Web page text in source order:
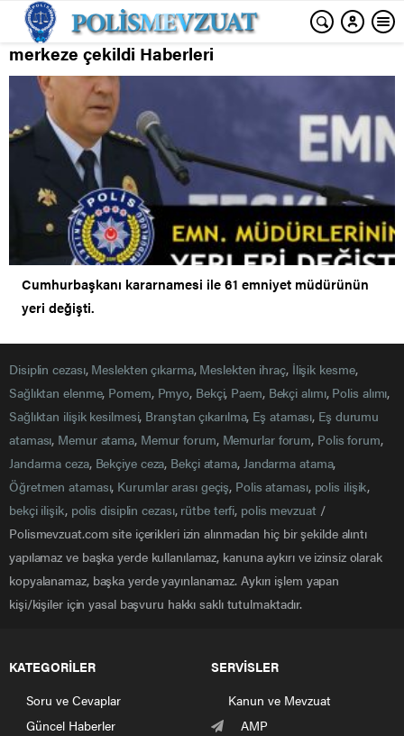
merkeze çekildi Haberleri
Cumhurbaşkanı kararnamesi ile 61 emniyet müdürünün
yeri değişti.
Disiplin cezası, Meslekten çıkarma, Meslekten ihraç, İlişik kesme,
Sağlıktan elenme, Pomem, Pmyo, Bekçi, Paem, Bekçi alımı, Polis alımı,
Sağlıktan ilişik kesilmesi, Branştan çıkarılma, Eş ataması, Eş durumu
ataması, Memur atama, Memur forum, Memurlar forum, Polis forum,
Jandarma ceza, Bekçiye ceza, Bekçi atama, Jandarma atama,
Öğretmen ataması, Kurumlar arası geçiş, Polis ataması, polis ilişik,
bekçi ilişik, polis disiplin cezası, rütbe terfi, polis mevzuat/
Polismevzuat.com site içerikleri izin alınmadan hiç bir şekilde alıntı
yapılamaz ve başka yerde kullanılamaz, kanuna aykırı ve izinsiz olarak
kopyalanamaz, başka yerde yayınlanamaz. Aykırı işlem yapan
kişi/kişiler için yasal başvuru hakkı saklı tutulmaktadır.
KATEGORİLER
Soru ve Cevaplar
Güncel Haberler
SERVİSLER
Kanun ve Mevzuat
AMP